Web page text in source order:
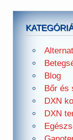
Blog
Bőr és
DXN
DXN